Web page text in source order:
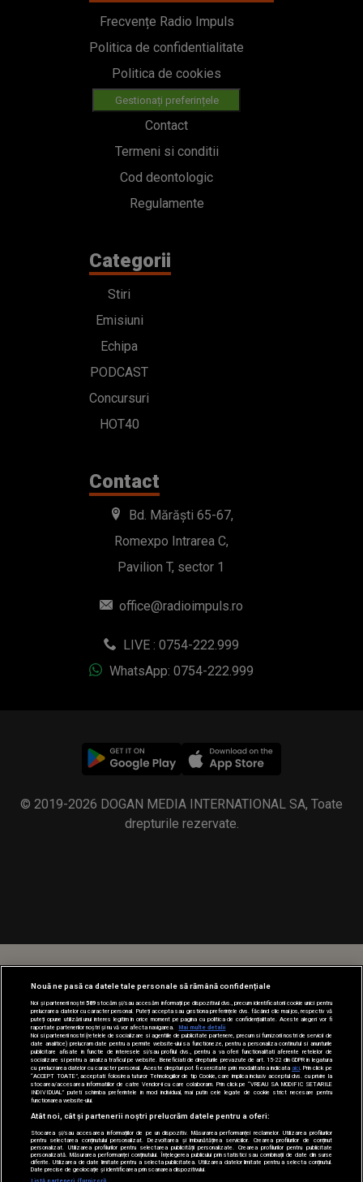
Frecvențe Radio Impuls
Politica de confidentialitate
Politica de cookies
Gestionați preferințele
Contact
Termeni si conditii
Cod deontologic
Regulamente
Categorii
Stiri
Emisiuni
Echipa
PODCAST
Concursuri
HOT40
Contact
Bd. Mărăști 65-67,
Romexpo Intrarea C,
Pavilion T, sector 1
office@radioimpuls.ro
LIVE : 0754-222.999
WhatsApp: 0754-222.999
© 2019-2026 DOGAN MEDIA INTERNATIONAL SA, Toate
drepturile rezervate.
Nouă ne pasă ca datele tale personale să rămână confidențiale
Noi și partenerii noștri589stocăm și/sau accesăm informații pe dispozitivul dvs., precum identificatorii cookie unici pentru
prelucrarea datelor cu caracter personal. Puteți accepta sau gestiona preferințele dvs. făcând clic mai jos, respectiv vă
puteți opune utilizării unui interes legitim în orice moment pe pagina cu politica de confidențialitate. Aceste alegeri vor fi
raportate partenerilor noștri și nu vă vor afecta navigarea.
Mai multe detalii
Noi si partenerii nostri (retelele de socializare si agentiile de publicitate partenere, precum si furnizorii nostri de servicii de
date analitice) prelucram date pentru a permite website-ului sa functioneze, pentru a personaliza continutul si anunturile
publicitare afisate in functie de interesele si/sau profilul dvs., pentru a va oferi functionalitati aferente retelelor de
socializare si pentru a analiza traficul pe website. Beneficiati de drepturile prevazute de art. 15-22 din GDPR in legatura
cu prelucrarea datelor cu caracter personal. Aceste drepturi pot fi exercitate prin modalitatea indicataaici . Prin click pe
“ACCEPT TOATE”, acceptati folosirea tuturor Tehnologiilor de tip Cookie, care implica inclusiv acceptul dvs. cu privire la
stocarea/accesarea informatiilor de catre Vendor-ii cu care colaboram. Prin click pe “VREAU SA MODIFIC SETARILE
INDIVIDUAL” puteti schimba preferintele in mod individual, mai putin cele legate de cookie strict necesare pentru
functionarea website-ului.
Atât noi, cât și partenerii noștri prelucrăm datele pentru a oferi:
Stocarea și/sau accesarea informațiilor de pe un dispozitiv. Măsurarea performanței reclamelor. Utilizarea profilurilor
pentru selectarea conținutului personalizat. Dezvoltarea și îmbunătățirea serviciilor. Crearea profilurilor de conținut
personalizat. Utilizarea profilurilor pentru selectarea publicității personalizate. Crearea profilurilor pentru publicitate
personalizată. Măsurarea performanței conținutului. Înțelegerea publicului prin statistici sau combinații de date din surse
diferite. Utilizarea de date limitate pentru a selecta publicitatea. Utilizarea datelor limitate pentru a selecta conținutul.
Date precise de geolocație și identificarea prin scanarea dispozitivului.